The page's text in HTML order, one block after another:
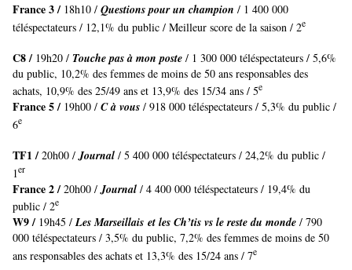
France 3 / 18h10 / Questions pour un champion / 1 400 000
téléspectateurs / 12,1% du public / Meilleur score de la saison / 2e
C8 / 19h20 / Touche pas à mon poste / 1 300 000 téléspectateurs / 5,6%
du public, 10,2% des femmes de moins de 50 ans responsables des
achats, 10,9% des 25/49 ans et 13,9% des 15/34 ans / 5e
France 5 / 19h00 / C à vous / 918 000 téléspectateurs / 5,3% du public /
6e
TF1 / 20h00 /Journal / 5 400 000 téléspectateurs / 24,2% du public /
1er
France 2 / 20h00 / Journal / 4 400 000 téléspectateurs / 19,4% du
public / 2e
W9 / 19h45 /Les Marseillais et les Ch’tis vs le reste du monde / 790
000 téléspectateurs / 3,5% du public, 7,2% des femmes de moins de 50
ans responsables des achats et 13,3% des 15/24 ans / 7e